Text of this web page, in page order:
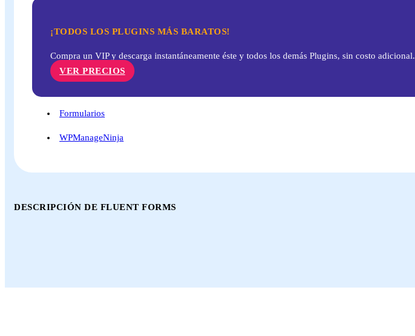
¡TODOS LOS PLUGINS MÁS BARATOS!
Compra un VIP y descarga instantáneamente éste y todos los demás Plugins, sin costo adicional.
VER PRECIOS
Formularios
WPManageNinja
DESCRIPCIÓN DE FLUENT FORMS